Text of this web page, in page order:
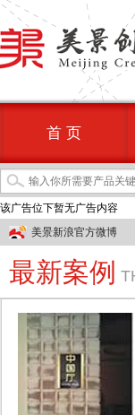
首 页
该广告位下暂无广告内容
美景新浪官方微博
最新案例